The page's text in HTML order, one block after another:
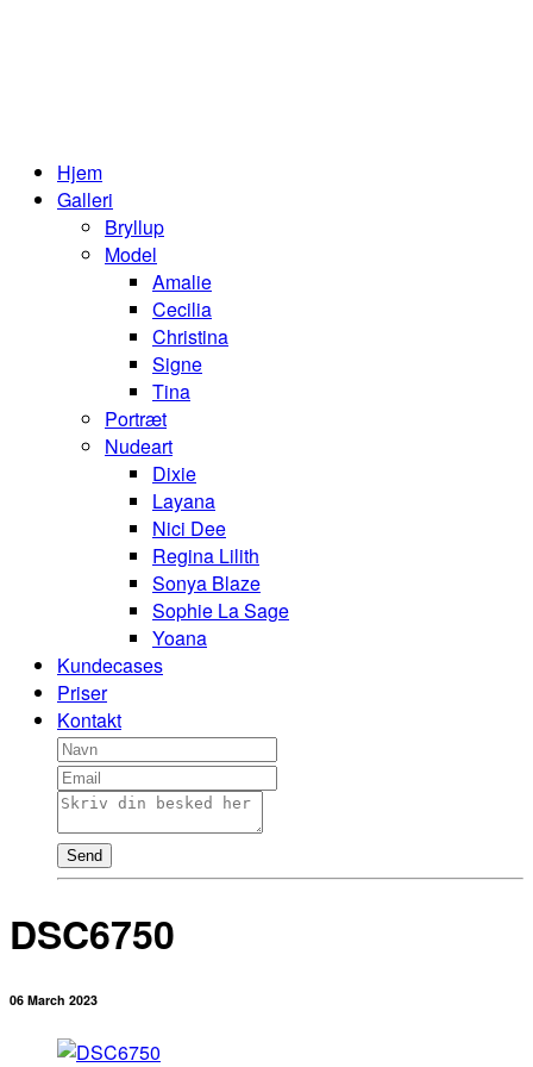
Hjem
Galleri
Bryllup
Model
Amalie
Cecilia
Christina
Signe
Tina
Portræt
Nudeart
Dixie
Layana
Nici Dee
Regina Lilith
Sonya Blaze
Sophie La Sage
Yoana
Kundecases
Priser
Kontakt
Send
DSC6750
06 March 2023